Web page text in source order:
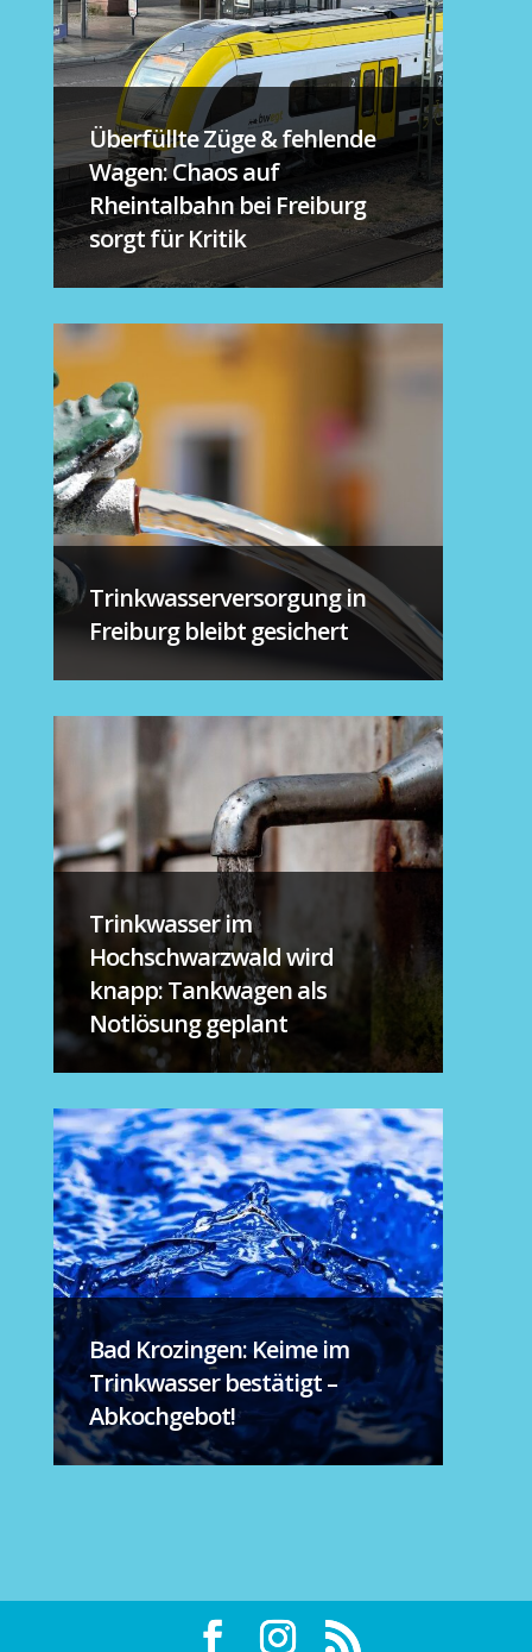
Überfüllte Züge & fehlende
Wagen: Chaos auf
Rheintalbahn bei Freiburg
sorgt für Kritik
Trinkwasserversorgung in
Freiburg bleibt gesichert
Trinkwasser im
Hochschwarzwald wird
knapp: Tankwagen als
Notlösung geplant
Bad Krozingen: Keime im
Trinkwasser bestätigt –
Abkochgebot!